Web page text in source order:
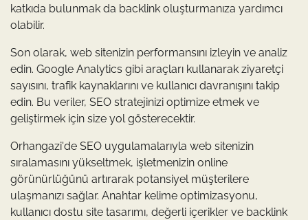
katkıda bulunmak da backlink oluşturmanıza yardımcı
olabilir.
Son olarak, web sitenizin performansını izleyin ve analiz
edin. Google Analytics gibi araçları kullanarak ziyaretçi
sayısını, trafik kaynaklarını ve kullanıcı davranışını takip
edin. Bu veriler, SEO stratejinizi optimize etmek ve
geliştirmek için size yol gösterecektir.
Orhangazi'de SEO uygulamalarıyla web sitenizin
sıralamasını yükseltmek, işletmenizin online
görünürlüğünü artırarak potansiyel müşterilere
ulaşmanızı sağlar. Anahtar kelime optimizasyonu,
kullanıcı dostu site tasarımı, değerli içerikler ve backlink